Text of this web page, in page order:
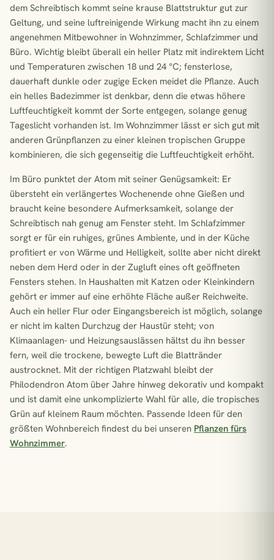
dem Schreibtisch kommt seine krause Blattstruktur gut zur
Geltung, und seine luftreinigende Wirkung macht ihn zu einem
angenehmen Mitbewohner in Wohnzimmer, Schlafzimmer und
Büro. Wichtig bleibt überall ein heller Platz mit indirektem Licht
und Temperaturen zwischen 18 und 24 °C; fensterlose,
dauerhaft dunkle oder zugige Ecken meidet die Pflanze. Auch
ein helles Badezimmer ist denkbar, denn die etwas höhere
Luftfeuchtigkeit kommt der Sorte entgegen, solange genug
Tageslicht vorhanden ist. Im Wohnzimmer lässt er sich gut mit
anderen Grünpflanzen zu einer kleinen tropischen Gruppe
kombinieren, die sich gegenseitig die Luftfeuchtigkeit erhöht.
Im Büro punktet der Atom mit seiner Genügsamkeit: Er
übersteht ein verlängertes Wochenende ohne Gießen und
braucht keine besondere Aufmerksamkeit, solange der
Schreibtisch nah genug am Fenster steht. Im Schlafzimmer
sorgt er für ein ruhiges, grünes Ambiente, und in der Küche
profitiert er von Wärme und Helligkeit, sollte aber nicht direkt
neben dem Herd oder in der Zugluft eines oft geöffneten
Fensters stehen. In Haushalten mit Katzen oder Kleinkindern
gehört er immer auf eine erhöhte Fläche außer Reichweite.
Auch ein heller Flur oder Eingangsbereich ist möglich, solange
er nicht im kalten Durchzug der Haustür steht; von
Klimaanlagen- und Heizungsauslässen hältst du ihn besser
fern, weil die trockene, bewegte Luft die Blattränder
austrocknet. Mit der richtigen Platzwahl bleibt der
Philodendron Atom über Jahre hinweg dekorativ und kompakt
und ist damit eine unkomplizierte Wahl für alle, die tropisches
Grün auf kleinem Raum möchten. Passende Ideen für den
größten Wohnbereich findest du bei unseren Pflanzen fürs
Wohnzimmer.